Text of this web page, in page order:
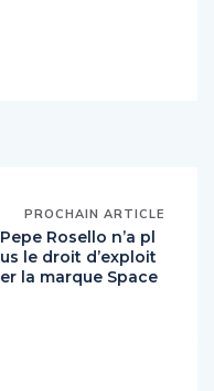
PROCHAIN ARTICLE
Pepe Rosello n’a pl
us le droit d’exploit